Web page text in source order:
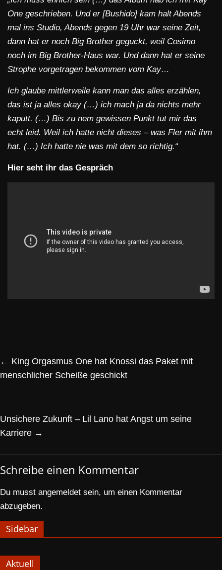
One geschrieben. Und er [Bushido] kam halt Abends
mal ins Studio, Abends gegen 19 Uhr war seine Zeit,
dann hat er noch Big Brother geguckt, weil Cosimo
noch im Big Brother-Haus war. Und dann hat er seine
Strophe vorgetragen bekommen vom Kay…
Ich glaube mittlerweile kann man das alles erzählen,
das ist ja alles okay (…) ich mach ja da nichts mehr
kaputt. (…) Bis zu nem gewissen Punkt tut mir das
echt leid. Weil ich hatte nicht dieses – was Fler mit ihm
hat. (…) Ich hatte nie was mit dem so richtig.“
Hier seht ihr das Gespräch
← King Orgasmus One hat Knossi das Paket mit
menschlicher Scheiße geschickt
Unsichere Zukunft – Lil Lano hat Angst um seine
Karriere →
Schreibe einen Kommentar
Du musst angemeldet sein, um einen Kommentar
abzugeben.
Sidebar
Aktuell